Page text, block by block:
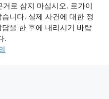
로 삼지 마십시오. 로가이
니다. 실제 사건에 대한 정
을 한 후에 내리시기 바랍
.